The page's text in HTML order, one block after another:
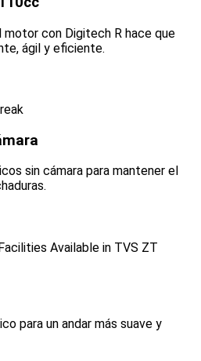
motor con Digitech R hace que
ágil y eficiente.
sin cámara para mantener el
para un andar más suave y